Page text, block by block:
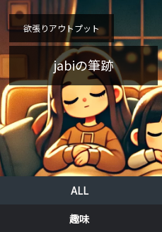
欲張りアウトプット
jabiの筆跡
ALL
趣味